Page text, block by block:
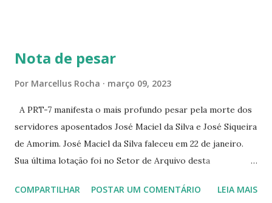
☆CINE VIP CLUBE RUA 24 DE MAIO 825 ☆CINE ECLIPSE
Nota de pesar
Por Marcellus Rocha março 09, 2023
A PRT-7 manifesta o mais profundo pesar pela morte dos
servidores aposentados José Maciel da Silva e José Siqueira
de Amorim. José Maciel da Silva faleceu em 22 de janeiro.
Sua última lotação foi no Setor de Arquivo desta
Siqueira Amorim faleceu em 28 de fevereiro e encerrou a
COMPARTILHAR POSTAR UM COMENTÁRIO LEIA MAIS